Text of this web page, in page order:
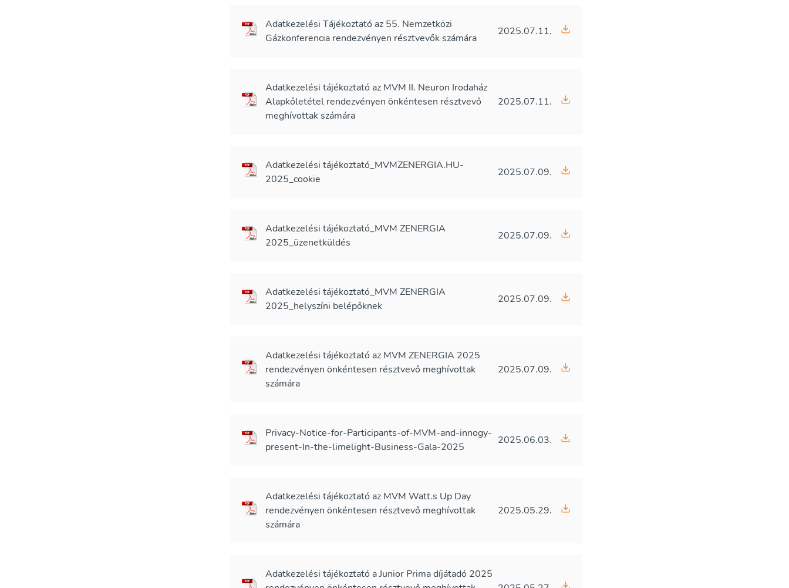
Adatkezelési Tájékoztató az 55. Nemzetközi
Gázkonferencia rendezvényen résztvevők számára
2025.07.11.
Adatkezelési tájékoztató az MVM II. Neuron Irodaház
Alapkőletétel rendezvényen önkéntesen résztvevő
meghívottak számára
2025.07.11.
Adatkezelési tájékoztató_MVMZENERGIA.HU-
2025_cookie
2025.07.09.
Adatkezelési tájékoztató_MVM ZENERGIA
2025_üzenetküldés
2025.07.09.
Adatkezelési tájékoztató_MVM ZENERGIA
2025_helyszíni belépőknek
2025.07.09.
Adatkezelési tájékoztató az MVM ZENERGIA 2025
rendezvényen önkéntesen résztvevő meghívottak
számára
2025.07.09.
Privacy-Notice-for-Participants-of-MVM-and-innogy-
present-In-the-limelight-Business-Gala-2025
2025.06.03.
Adatkezelési tájékoztató az MVM Watt.s Up Day
rendezvényen önkéntesen résztvevő meghívottak
számára
2025.05.29.
Adatkezelési tájékoztató a Junior Prima díjátadó 2025